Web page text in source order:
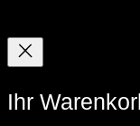
n
ü
Ihr